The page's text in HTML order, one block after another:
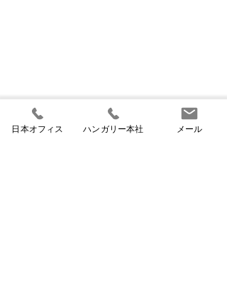
日本オフィス ハンガリー本社 メール